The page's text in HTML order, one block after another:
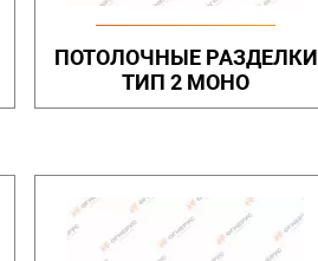
ПОТОЛОЧНЫЕ РАЗДЕЛКИ
ТИП 2 МОНО